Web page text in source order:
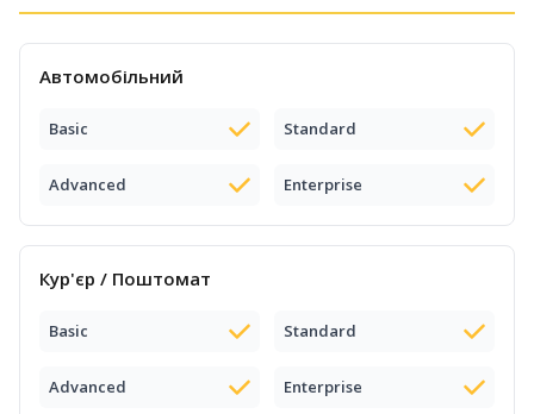
Автомобільний
Basic Standard
Advanced Enterprise
Кур'єр / Поштомат
Basic Standard
Advanced Enterprise